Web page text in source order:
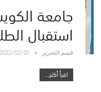
جامعة
استقبال
قسم التحرير 02/01
اقرأ أكثر...